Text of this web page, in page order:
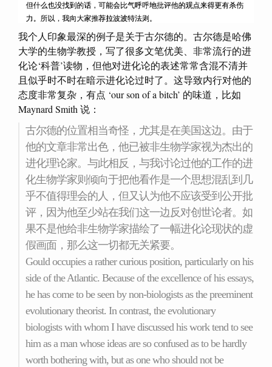
我个人印象最深的例子是关于古尔德的。古尔德是哈佛
大学的生物学教授，写了很多文笔优美、非常流行的进
化论‘科普’读物，但他对进化论的表述常常含混不清并
且似乎时不时在暗示进化论过时了。这导致内行对他的
态度非常复杂，有点 ‘our son of a bitch’ 的味道，比如
Maynard Smith 说：
古尔德的位置相当奇怪，尤其是在美国这边。由于
他的文章非常出色，他已被非生物学家视为杰出的
进化理论家。与此相反，与我讨论过他的工作的进
化生物学家则倾向于把他看作是一个思想混乱到几
乎不值得理会的人，但又认为他不应该受到公开批
评，因为他至少站在我们这一边反对创世论者。如
果不是他给非生物学家描绘了一幅进化论现状的虚
假画面，那么这一切都无关紧要。
Gould occupies a rather curious position, particularly on his
side of the Atlantic. Because of the excellence of his essays,
he has come to be seen by non-biologists as the preeminent
evolutionary theorist. In contrast, the evolutionary
biologists with whom I have discussed his work tend to see
him as a man whose ideas are so confused as to be hardly
worth bothering with, but as one who should not be